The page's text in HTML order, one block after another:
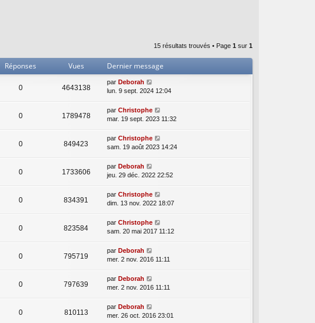
15 résultats trouvés • Page 1 sur 1
Réponses Vues Dernier message
0 4643138
par Deborah
lun. 9 sept. 2024 12:04
0 1789478
par Christophe
mar. 19 sept. 2023 11:32
0 849423
par Christophe
sam. 19 août 2023 14:24
0 1733606
par Deborah
jeu. 29 déc. 2022 22:52
0 834391
par Christophe
dim. 13 nov. 2022 18:07
0 823584
par Christophe
sam. 20 mai 2017 11:12
0 795719
par Deborah
mer. 2 nov. 2016 11:11
0 797639
par Deborah
mer. 2 nov. 2016 11:11
0 810113
par Deborah
mer. 26 oct. 2016 23:01